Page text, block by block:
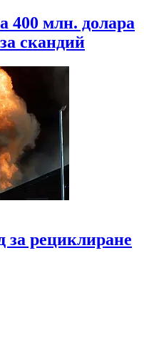
400 млн. долара
скандий
за рециклиране